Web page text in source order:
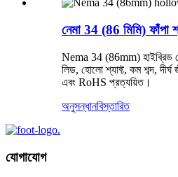
নেমা 34 (86 মিমি) ফাঁপা
Nema 34 (86mm) হাইব্রিড
লিড, হোলো শ্যাফ্ট, কম শব্দ, দীর্ঘ
এবং RoHS প্রত্যয়িত।
অনুসন্ধানবিস্তারিত
যোগাযোগ